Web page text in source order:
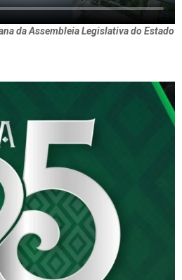
da Assembleia Legislativa do Estado